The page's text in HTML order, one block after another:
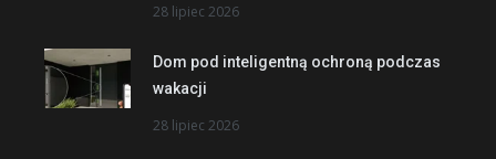
28 lipiec 2026
Dom pod inteligentną ochroną podczas
wakacji
28 lipiec 2026